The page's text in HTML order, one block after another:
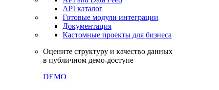
API каталог
Готовые модули интеграции
Документация
Кастомные проекты для бизнеса
Оцените структуру и качество данных
в публичном демо-доступе
DEMO